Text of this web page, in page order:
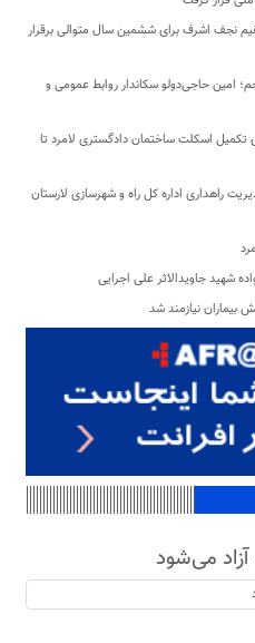
نجف اشرف برای ششمین سال متوالی برقرار
امین حاجی‌دولو سکاندار روابط عمومی و
تکمیل اسکلت ساختمان دادگستری لامرد تا
راهداری اداره کل راه و شهرسازی لارستان
شهید جاویدالاثر علی اجرایی
بیماران نیازمند شد
می‌شود